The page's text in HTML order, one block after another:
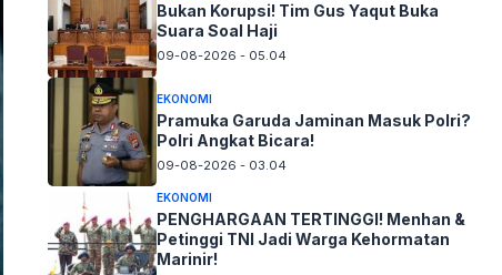
Bukan Korupsi! Tim Gus Yaqut Buka
Suara Soal Haji
09-08-2026 - 05.04
EKONOMI
Pramuka Garuda Jaminan Masuk Polri?
Polri Angkat Bicara!
09-08-2026 - 03.04
EKONOMI
PENGHARGAAN TERTINGGI! Menhan &
Petinggi TNI Jadi Warga Kehormatan
Marinir!